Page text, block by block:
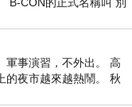
軍事演習，不外出。 高
的夜市越來越熱鬧。 秋
。。。